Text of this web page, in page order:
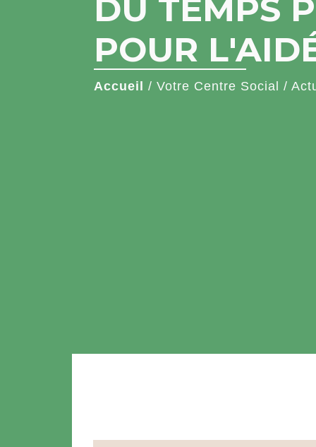
DU TEMPS
POUR
Accueil / Votre Centre Social /